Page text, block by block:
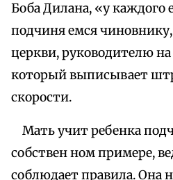
Боба Дилана, «у каждого
подчиня емся
церкви, руководителю
который выписывает
скорости.
Мать учит ребенка
собствен ном примере,
соблюдает правила. Она